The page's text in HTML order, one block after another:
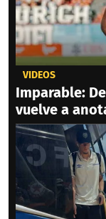
VIDEOS
Imparable:
vuelve a